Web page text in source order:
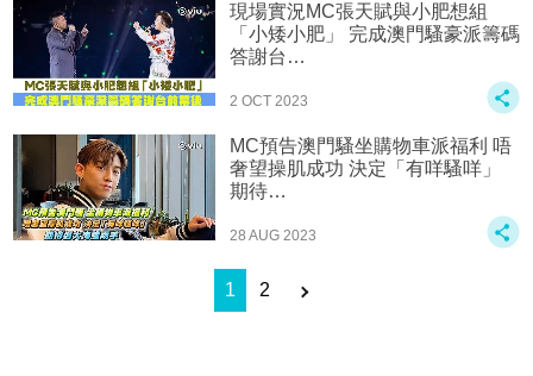
現場實況MC張天賦與小肥想組
「小矮小肥」 完成澳門騷豪派籌碼
答謝台…
2 OCT 2023
MC預告澳門騷坐購物車派福利 唔
奢望操肌成功 決定「有咩騷咩」
期待…
28 AUG 2023
1 2